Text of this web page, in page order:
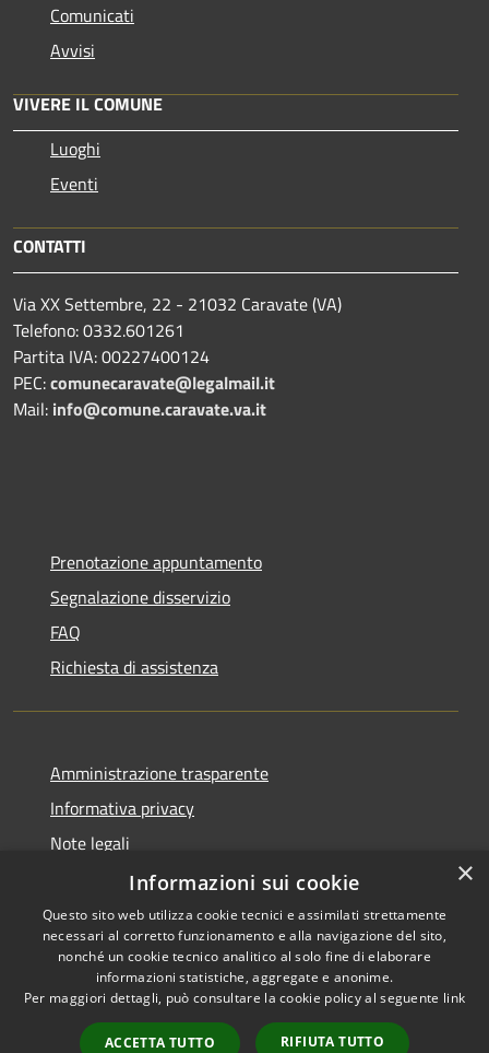
Comunicati
Avvisi
VIVERE IL COMUNE
Luoghi
Eventi
CONTATTI
Via XX Settembre, 22 - 21032 Caravate (VA)
Telefono: 0332.601261
Partita IVA: 00227400124
PEC:comunecaravate@legalmail.it
Mail: info@comune.caravate.va.it
Prenotazione appuntamento
Segnalazione disservizio
FAQ
Richiesta di assistenza
Amministrazione trasparente
Informativa privacy
Note legali
Dichiarazione di accessibilità
RSS
Accessibilità
Copyright © 2026 • Comune di
Municipium• Accesso
×
Informazioni sui cookie
Questo sito web utilizza cookie tecnici e assimilati strettamente
necessari al corretto funzionamento e alla navigazione del sito,
nonché un cookie tecnico analitico al solo fine di elaborare
informazioni statistiche, aggregate e anonime.
Per maggiori dettagli, può consultare la cookie policy al seguente link
ACCETTA TUTTO RIFIUTA TUTTO